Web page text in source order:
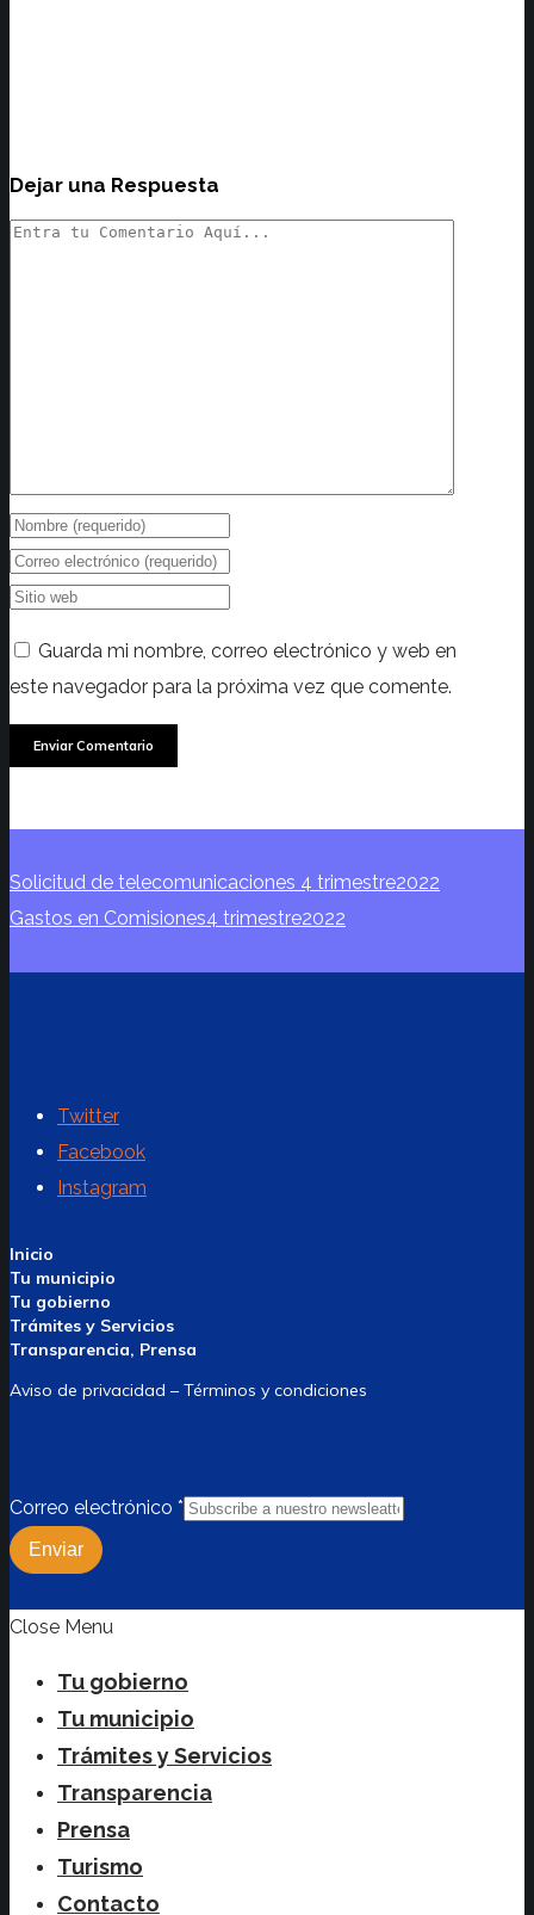
Dejar una Respuesta
Guarda mi nombre, correo electrónico y web en
este navegador para la próxima vez que comente.
Solicitud de telecomunicaciones 4 trimestre2022
Gastos en Comisiones4 trimestre2022
Twitter
Facebook
Instagram
Inicio
Tu municipio
Tu gobierno
Trámites y Servicios
Transparencia, Prensa
Aviso de privacidad – Términos y condiciones
Correo electrónico *
Enviar
Close Menu
Tu gobierno
Tu municipio
Trámites y Servicios
Transparencia
Prensa
Turismo
Contacto